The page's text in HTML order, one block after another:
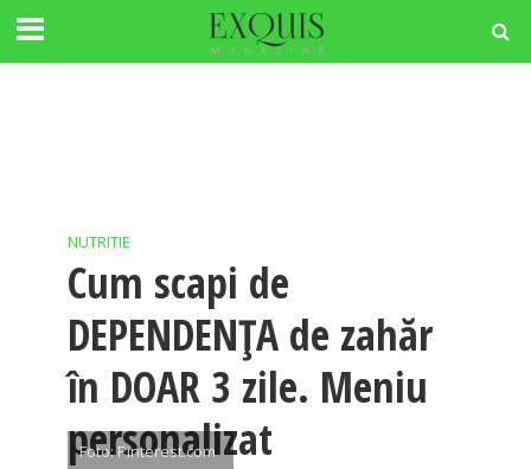
NUTRITIE
Cum scapi de
DEPENDENȚA de zahăr
în DOAR 3 zile. Meniu
personalizat
Foto: Pinterest.com